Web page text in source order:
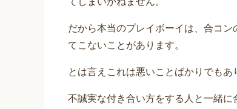
だから本当のプレイボーイは、合コ
てこないことがあります。
とは言えこれは悪いことばかりでもあ
不誠実な付き合い方をする人と一緒